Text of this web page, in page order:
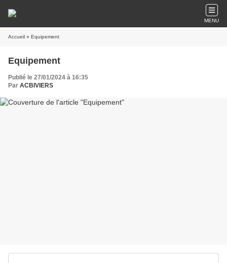
MENU
Accueil » Equipement
Equipement
Publié le 27/01/2024 à 16:35
Par ACBIVIERS